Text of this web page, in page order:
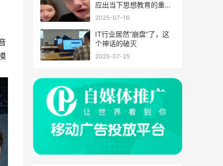
应出当下思想教育的重要
性
2025-07-16
IT行业居然“崩盘”了，这
个神话的破灭
2025-07-25